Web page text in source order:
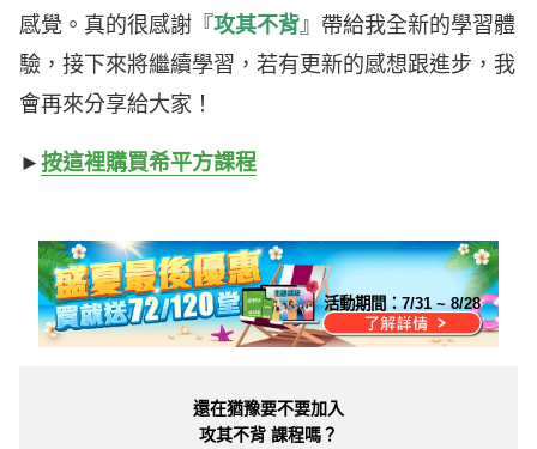
感覺。真的很感謝『 攻其不背』帶給我全新的學習體
驗，接下來將繼續學習，若有更新的感想跟進步，我
會再來分享給大家！
► 按這裡購買希平方課程
活動期間：7/31 ~ 8/28
還在猶豫要不要加入
攻其不背 課程嗎？